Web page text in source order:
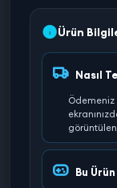
Ürün
Nasıl
Bu